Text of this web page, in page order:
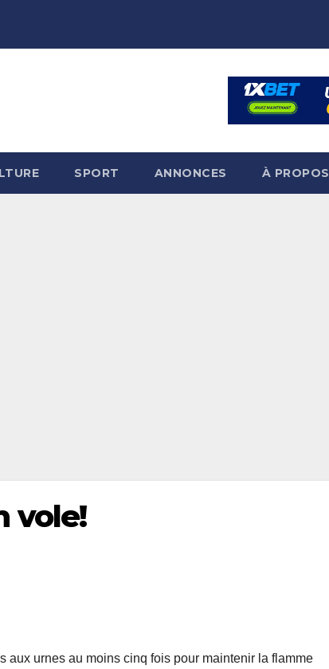
SPORT ANNONCES À PROPOS
vole!
aux urnes au moins cinq fois pour maintenir la flamme